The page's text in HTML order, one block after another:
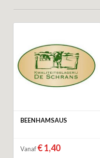
BEENHAMSAUS
Vanaf € 1,40